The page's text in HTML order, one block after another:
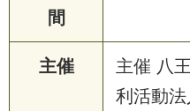
間
主催
主催 八
利活動